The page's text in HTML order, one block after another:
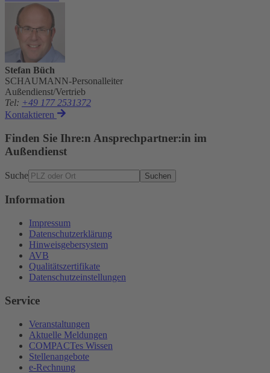
Stefan Büch
SCHAUMANN-Personalleiter
Außendienst/Vertrieb
Tel: +49 177 2531372
Kontaktieren
Finden Sie Ihre:n Ansprechpartner:in im
Außendienst
Suche Suchen
Information
Impressum
Datenschutzerklärung
Hinweisgebersystem
AVB
Qualitätszertifikate
Datenschutzeinstellungen
Service
Veranstaltungen
Aktuelle Meldungen
COMPACTes Wissen
Stellenangebote
e-Rechnung